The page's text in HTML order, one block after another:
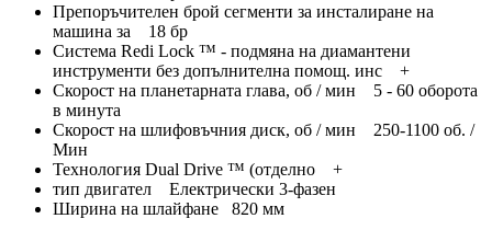
Препоръчителен брой сегменти за инсталиране на
машина за 18 бр
Система Redi Lock ™ - подмяна на диамантени
инструменти без допълнителна помощ. инс +
Скорост на планетарната глава, об / мин 5 - 60 оборота
в минута
Скорост на шлифовъчния диск, об / мин 250-1100 об. /
Мин
Технология Dual Drive ™ (отделно +
тип двигател Електрически 3-фазен
Ширина на шлайфане 820 мм